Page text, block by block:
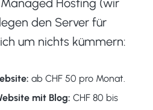
den Server für
um nichts kümmern:
ab CHF 50 pro Monat.
mit Blog: CHF 80 bis